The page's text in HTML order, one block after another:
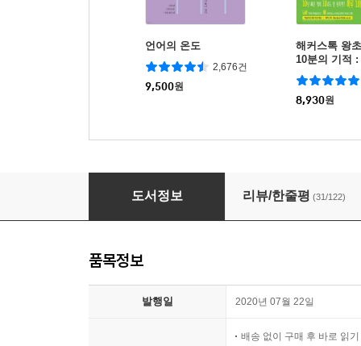
언어의 온도
2,676건
9,500원
해커스톡 왕
10분의 기적
로 말하기
8,930원
한 문장으로 말하라
도서정보 리뷰/한줄평 (31/122)
품목정보
발행일 2020년 07월 22일
배송 없이 구매 후 바로 읽기